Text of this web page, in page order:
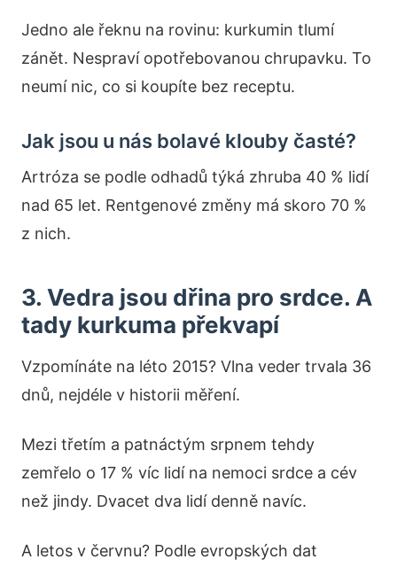
Jedno ale řeknu na rovinu: kurkumin tlumí
zánět. Nespraví opotřebovanou chrupavku. To
neumí nic, co si koupíte bez receptu.
Jak jsou u nás bolavé klouby časté?
Artróza se podle odhadů týká zhruba 40 % lidí
nad 65 let. Rentgenové změny má skoro 70 %
z nich.
3. Vedra jsou dřina pro srdce. A
tady kurkuma překvapí
Vzpomínáte na léto 2015? Vlna veder trvala 36
dnů, nejdéle v historii měření.
Mezi třetím a patnáctým srpnem tehdy
zemřelo o 17 % víc lidí na nemoci srdce a cév
než jindy. Dvacet dva lidí denně navíc.
A letos v červnu? Podle evropských dat